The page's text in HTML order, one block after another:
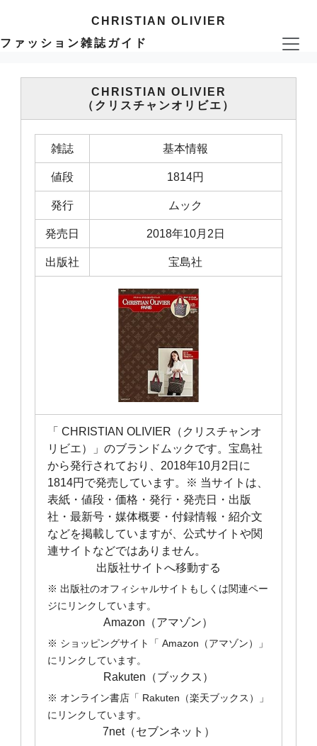
CHRISTIAN OLIVIER
ファッション雑誌ガイド
CHRISTIAN OLIVIER
（クリスチャンオリビエ）
雑誌 基本情報
値段 1814円
発行 ムック
発売日 2018年10月2日
出版社 宝島社
「 CHRISTIAN OLIVIER（クリスチャンオ
リビエ）」のブランドムックです。宝島社
から発行されており、2018年10月2日に
1814円で発売しています。※ 当サイトは、
表紙・値段・価格・発行・発売日・出版
社・最新号・媒体概要・付録情報・紹介文
などを掲載していますが、公式サイトや関
連サイトなどではありません。
出版社サイトへ移動する
※ 出版社のオフィシャルサイトもしくは関連ペー
ジにリンクしています。
Amazon（アマゾン）
※ ショッピングサイト「 Amazon（アマゾン）」
にリンクしています。
Rakuten（ブックス）
※ オンライン書店「 Rakuten（楽天ブックス）」
にリンクしています。
7net（セブンネット）